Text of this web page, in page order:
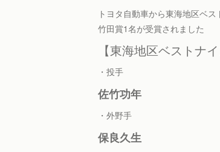
トヨタ自動車から東海地区ベス
竹田賞1名が受賞されました
【東海地区ベストナイ
・投手
佐竹功年
・外野手
保良久生